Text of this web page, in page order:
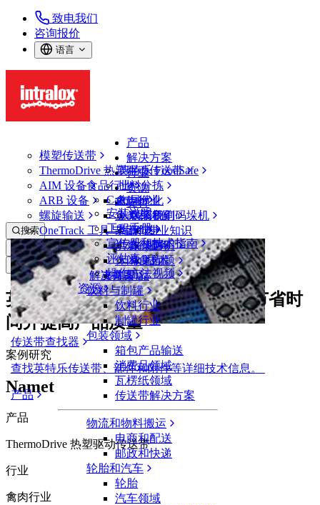
致电我们
咨询报价
语言
产品
模塑传送带
ThermoDrive 热塑驱动传送带
AIM 设备
ARB 设备
螺旋输送
OneTrack 工具与组件
传送带查找器
查找英特乐传送带、部件和附件等详细技术信息。
产品
解决方案
英特乐 FoodSafe
批料分拣
布局优化
从包装机到码垛机
专业知识
服务
技术
解决方案
行业
食品行业
禽肉行业
鱼类和海鲜
果蔬行业
烘焙行业
休闲食品
乳制品
饮料与制罐
饮料行业
制罐行业
包装领域
箱包产品输送
消费品领域
瓦楞纸领域
传送带解决方案
物流和物料搬运
电商和配送
邮政和快递
轮胎和汽车
轮胎
汽车领域
资源
CalcLab
安装说明
工程手册
宣传册和技术指南
评估表
操作方法视频
资源
支持
联系我们
保证
政策声明
常见问题
支持
搜索
打开菜单
新闻&媒体
英特乐热塑驱动技术帮助 Namet 节省时
间并提高产品质量
案例研究
Namet
产品
ThermoDrive 热塑驱动传送带
行业
禽肉行业